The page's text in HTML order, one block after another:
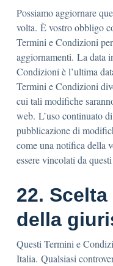
Possiamo aggiornare
volta. È vostro obbligo
Termini e Condizioni
aggiornamenti. La data
Condizioni è l’ultima
Termini e Condizioni
cui tali modifiche
web. L’uso continuato
pubblicazione di
come una notifica della
essere vincolati da
22.
della
Questi Termini e
Italia. Qualsiasi